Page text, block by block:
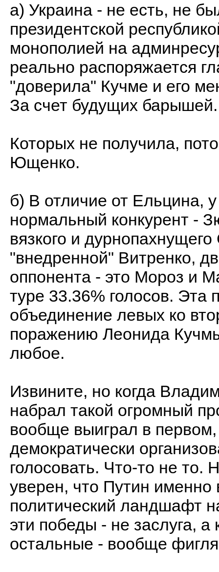
а) Украина - не есть, не
президентской
монополией на
реально распоряжается
"доверила" Кучме и его
За счет будущих барышей.
Которых не получила,
Ющенко.
б) В отличие от Ельцина,
нормальный конкурент -
вязкого и
"внедренной" Витренко,
оппонента - это Мороз и
туре 33.36% голосов.
объединение левых ко
поражению Леонида
любое.
Извините, но когда
набрал такой огромный
вообще выиграл в
демократически
голосовать. Что-то не
уверен, что Путин именно
политический ландшафт
эти победы - не заслуга,
остальные - вообще